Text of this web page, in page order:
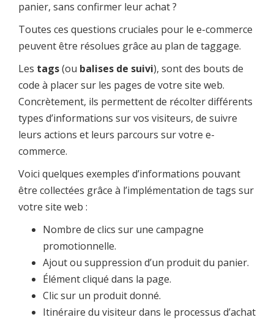
panier, sans confirmer leur achat ?
Toutes ces questions cruciales pour le e-commerce
peuvent être résolues grâce au plan de taggage.
Les tags(ou balises de suivi), sont des bouts de
code à placer sur les pages de votre site web.
Concrètement, ils permettent de récolter différents
types d’informations sur vos visiteurs, de suivre
leurs actions et leurs parcours sur votre e-
commerce.
Voici quelques exemples d’informations pouvant
être collectées grâce à l’implémentation de tags sur
votre site web :
Nombre de clics sur une campagne
promotionnelle.
Ajout ou suppression d’un produit du panier.
Élément cliqué dans la page.
Clic sur un produit donné.
Itinéraire du visiteur dans le processus d’achat